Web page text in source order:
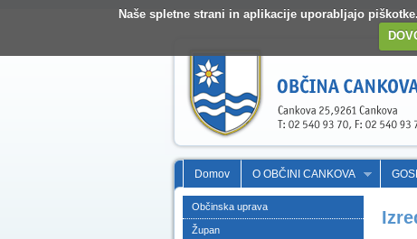
Naše spletne strani in aplikacije uporabljajo
Domov O OBČINI CANKOVA
Občinska uprava
Župan